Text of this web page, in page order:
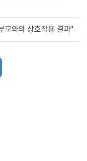
모와의 상호작용 결과"